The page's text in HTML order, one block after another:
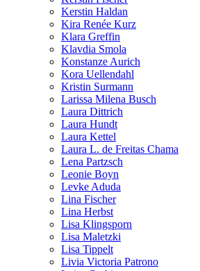
Kerstin Haldan
Kira Renée Kurz
Klara Greffin
Klavdia Smola
Konstanze Aurich
Kora Uellendahl
Kristin Surmann
Larissa Milena Busch
Laura Dittrich
Laura Hundt
Laura Kettel
Laura L. de Freitas Chama
Lena Partzsch
Leonie Boyn
Levke Aduda
Lina Fischer
Lina Herbst
Lisa Klingsporn
Lisa Maletzki
Lisa Tippelt
Livia Victoria Patrono